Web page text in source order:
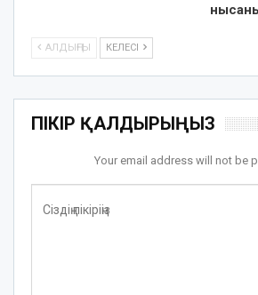
АЛДЫҢҒЫ КЕЛЕСІ
ПІКІР ҚАЛДЫРЫҢЫЗ
Your email address will not be